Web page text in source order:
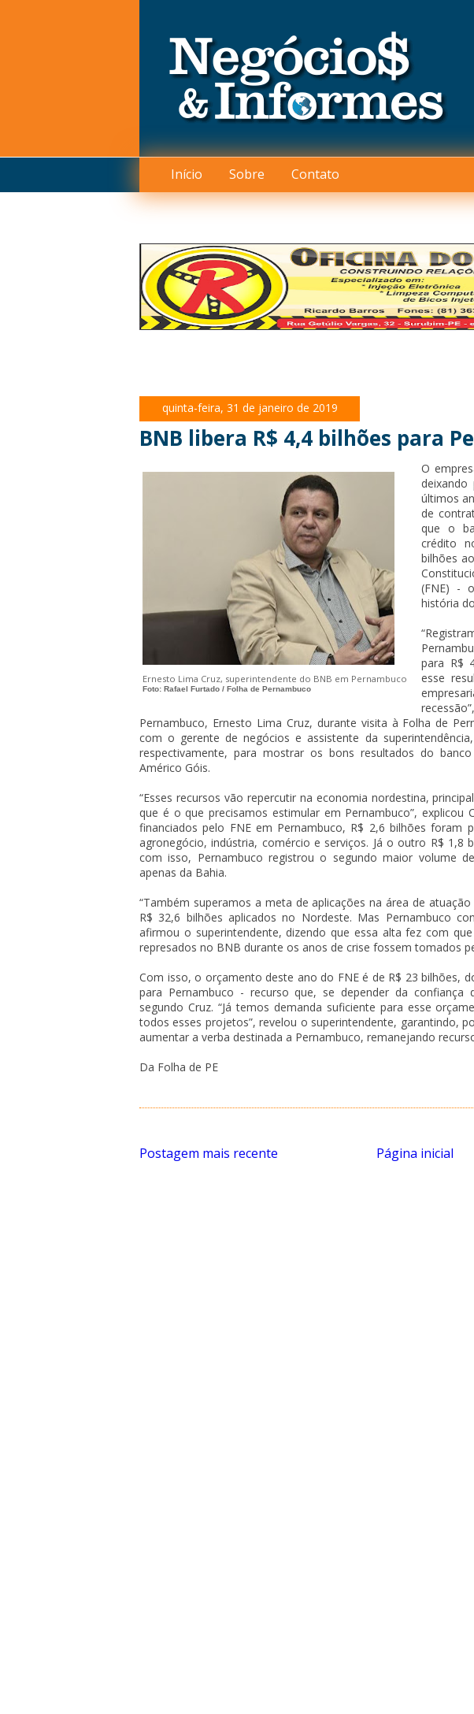
Início Sobre Contato
quinta-feira, 31 de janeiro de 2019
BNB libera R$ 4,4 bilhões para
Ernesto Lima Cruz, superintendente do BNB em Pernambuco
Foto: Rafael Furtado / Folha de Pernambuco
O
últimos
de
que o
crédito
bilhões
(FNE) -
história
para R$
esse
Pernambuco, Ernesto Lima Cruz, durante visita à Folha de
com o gerente de negócios e assistente da
respectivamente, para mostrar os bons resultados do
Américo Góis.
“Esses recursos vão repercutir na economia nordestina,
que é o que precisamos estimular em Pernambuco”, explicou
financiados pelo FNE em Pernambuco, R$ 2,6 bilhões foram
agronegócio, indústria, comércio e serviços. Já o outro R$ 1,8
com isso, Pernambuco registrou o segundo maior volume
apenas da Bahia.
“Também superamos a meta de aplicações na área de
R$ 32,6 bilhões aplicados no Nordeste. Mas Pernambuco
afirmou o superintendente, dizendo que essa alta fez com
represados no BNB durante os anos de crise fossem tomados
Com isso, o orçamento deste ano do FNE é de R$ 23 bilhões,
para Pernambuco - recurso que, se depender da confiança
segundo Cruz. “Já temos demanda suficiente para esse
todos esses projetos”, revelou o superintendente, garantindo,
aumentar a verba destinada a Pernambuco, remanejando
Da Folha de PE
Postagem mais recente Página inicial